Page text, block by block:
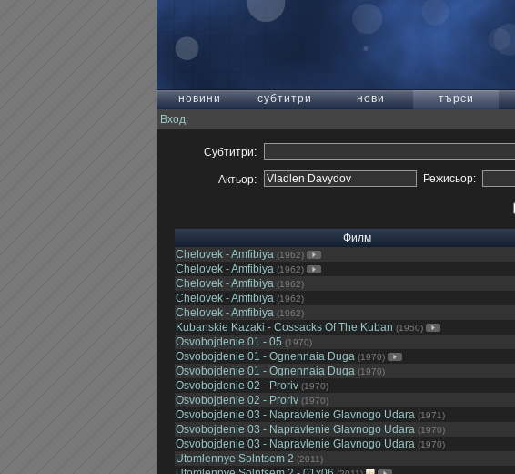
новини субтитри нови търси
Вход
Субтитри:
Актьор: Режисьор:
Филм
Chelovek - Amfibiya (1962)
Chelovek - Amfibiya (1962)
Chelovek - Amfibiya (1962)
Chelovek - Amfibiya (1962)
Chelovek - Amfibiya (1962)
Kubanskie Kazaki - Cossacks Of The Kuban (1950)
Osvobojdenie 01 - 05 (1970)
Osvobojdenie 01 - Ognennaia Duga (1970)
Osvobojdenie 01 - Ognennaia Duga (1970)
Osvobojdenie 02 - Proriv (1970)
Osvobojdenie 02 - Proriv (1970)
Osvobojdenie 03 - Napravlenie Glavnogo Udara (1971)
Osvobojdenie 03 - Napravlenie Glavnogo Udara (1970)
Osvobojdenie 03 - Napravlenie Glavnogo Udara (1970)
Utomlennye Solntsem 2 (2011)